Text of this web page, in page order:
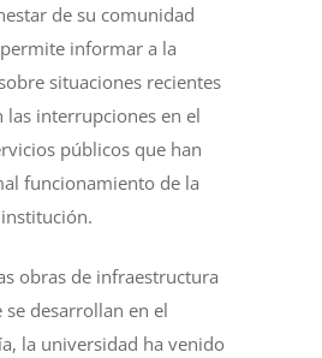
de su comunidad
informar a la
situaciones recientes
las interrupciones en el
públicos que han
funcionamiento de la
obras de infraestructura
desarrollan en el
la universidad ha venido